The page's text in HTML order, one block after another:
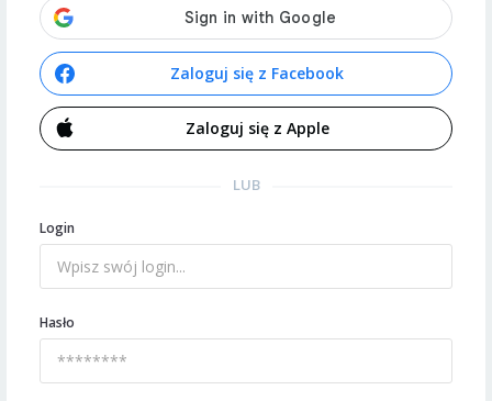
Zaloguj się z Facebook
Zaloguj się z Apple
LUB
Login
Hasło